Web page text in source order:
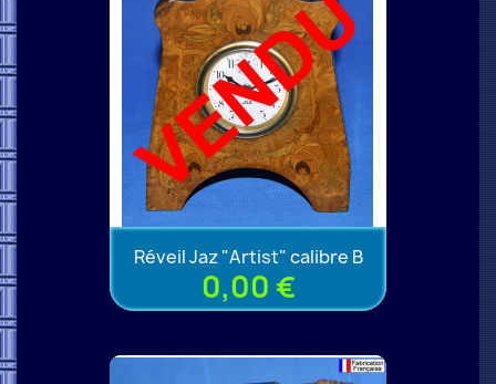
Réveil Jaz "Artist" calibre B
0,00 €